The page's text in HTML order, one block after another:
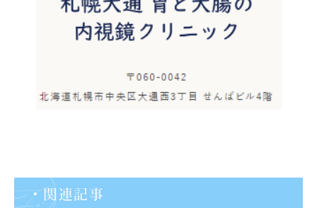
・関連記事